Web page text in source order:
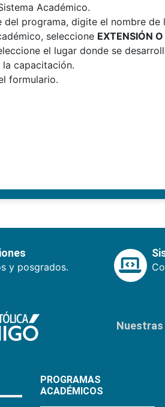
Académico.
del programa, digite el nombre de
seleccione EXTENSIÓN
el lugar donde se
la capacitación.
formulario.
y posgrados.
Nuestras
PROGRAMAS
ACADÉMICOS